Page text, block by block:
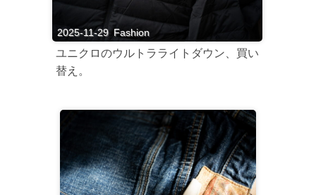
2025-11-29 Fashion
ユニクロのウルトラライトダウン、買い
替え。